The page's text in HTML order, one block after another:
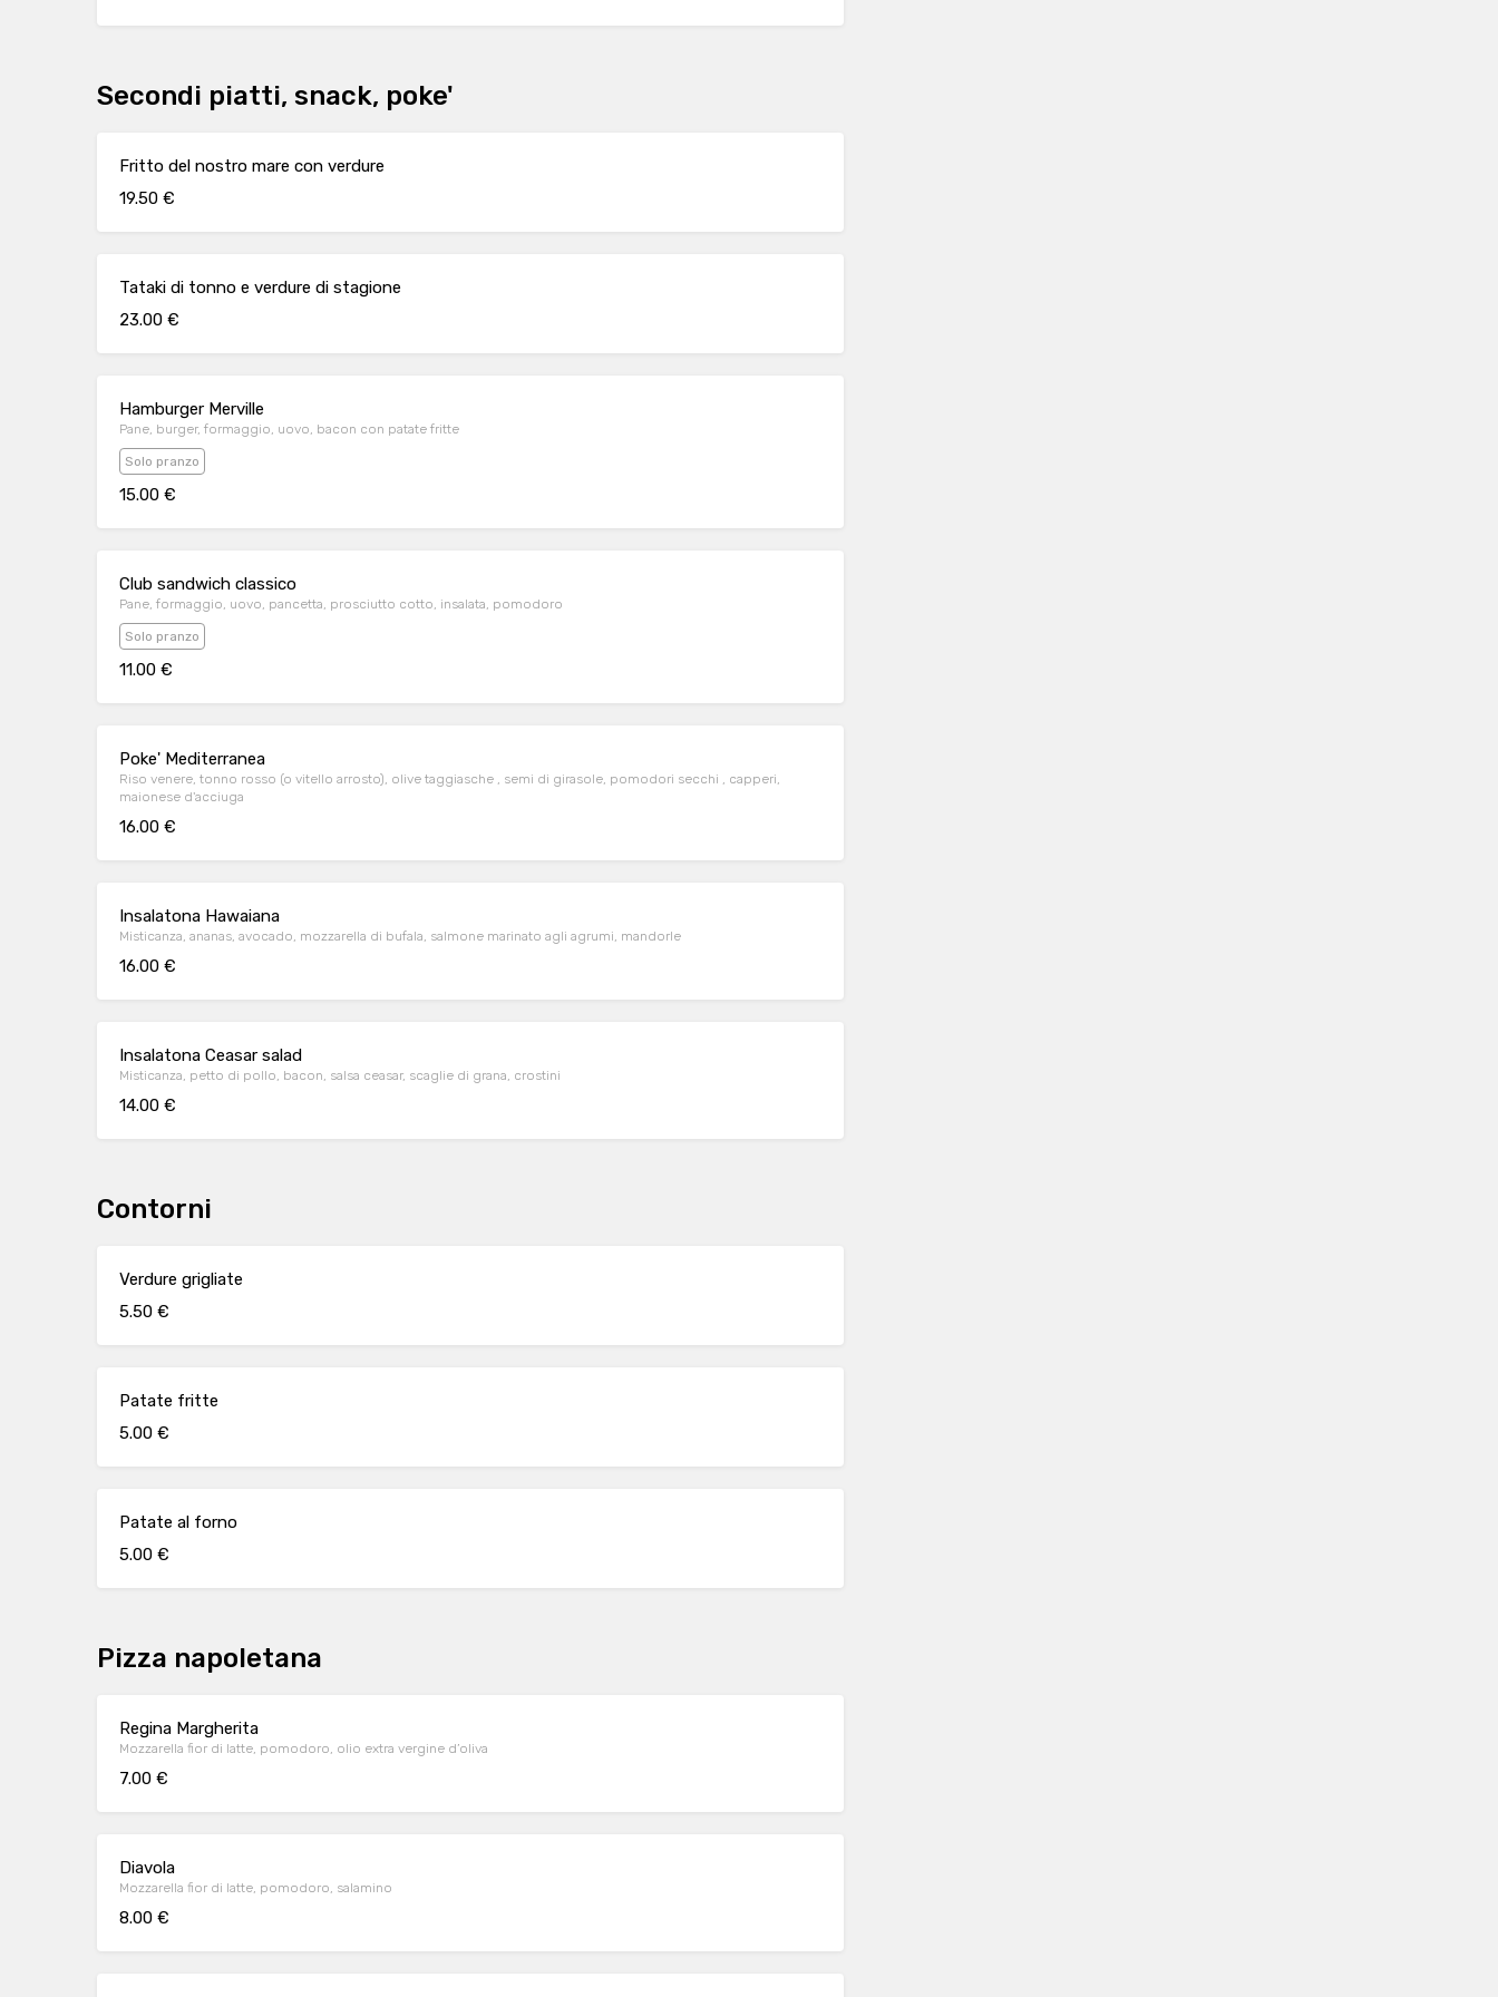
Secondi piatti, snack, poke'
Fritto del nostro mare con verdure
19.50 €
Tataki di tonno e verdure di stagione
23.00 €
Hamburger Merville
Pane, burger, formaggio, uovo, bacon con patate fritte
Solo pranzo
15.00 €
Club sandwich classico
Pane, formaggio, uovo, pancetta, prosciutto cotto, insalata, pomodoro
Solo pranzo
11.00 €
Poke' Mediterranea
Riso venere, tonno rosso (o vitello arrosto), olive taggiasche , semi di girasole, pomodori secchi , capperi,
maionese d'acciuga
16.00 €
Insalatona Hawaiana
Misticanza, ananas, avocado, mozzarella di bufala, salmone marinato agli agrumi, mandorle
16.00 €
Insalatona Ceasar salad
Misticanza, petto di pollo, bacon, salsa ceasar, scaglie di grana, crostini
14.00 €
Contorni
Verdure grigliate
5.50 €
Patate fritte
5.00 €
Patate al forno
5.00 €
Pizza napoletana
Regina Margherita
Mozzarella fior di latte, pomodoro, olio extra vergine d’oliva
7.00 €
Diavola
Mozzarella fior di latte, pomodoro, salamino
8.00 €